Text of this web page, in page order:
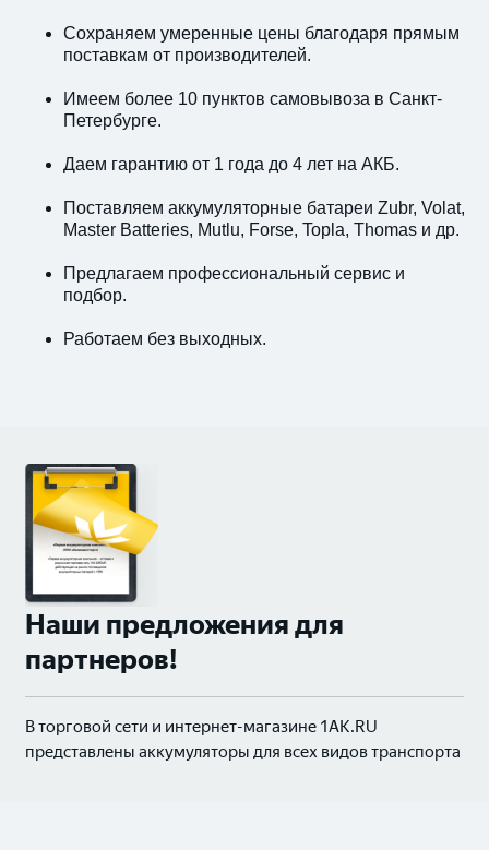
Сохраняем умеренные цены благодаря прямым
поставкам от производителей.
Имеем более 10 пунктов самовывоза в Санкт-
Петербурге.
Даем гарантию от 1 года до 4 лет на АКБ.
Поставляем аккумуляторные батареи Zubr, Volat,
Master Batteries, Mutlu, Forse, Topla, Thomas и др.
Предлагаем профессиональный сервис и
подбор.
Работаем без выходных.
Наши предложения для
партнеров!
В торговой сети и интернет-магазине 1AK.RU
представлены аккумуляторы для всех видов транспорта